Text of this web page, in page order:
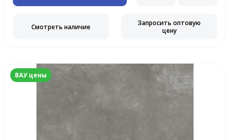
Смотреть наличие
Запросить оптовую
цену
ВАУ цены